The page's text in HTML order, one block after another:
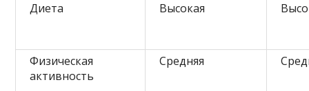
Диета
Высокая
Физическая
активность
Средняя